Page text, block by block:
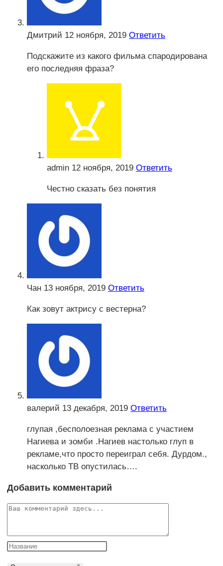
Дмитрий 12 ноября, 2019 Ответить
Подскажите из какого фильма спародирована
его последняя фраза?
admin 12 ноября, 2019 Ответить
Честно сказать без понятия
Чан 13 ноября, 2019 Ответить
Как зовут актрису с вестерна?
валерий 13 декабря, 2019 Ответить
глупая ,бесполоезная реклама с участием
Нагиева и зомби .Нагиев настолько глуп в
рекламе,что просто переиграл себя. Дурдом.,
насколько ТВ опустилась….
Добавить комментарий
Комментарий